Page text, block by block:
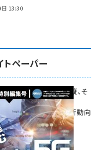
13:30
トペーパー
対策、建機の遠隔操縦、そ
医療。
世代通信規格「5G」最新動向
この1冊で学ぶ
ニューズレター ×
X 特別編集号 2022